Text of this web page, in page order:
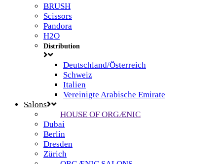
BRUSH
Scissors
Pandora
H2O
Distribution
Deutschland/Österreich
Schweiz
Italien
Vereinigte Arabische Emirate
Salons
HOUSE OF ORGÆNIC
Dubai
Berlin
Dresden
Zürich